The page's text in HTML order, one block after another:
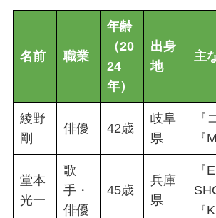
名前 職業
年齢
（20
24
年）
出身
地
主
綾野
剛
俳優 42歳
岐阜
県
『
『
堂本
光一
歌
手・
俳優
45歳
兵庫
県
『
『